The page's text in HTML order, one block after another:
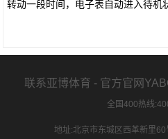
转动一段时间，电子表自动进入待机
联系亚博体育 - 官方官网
全国400热线
地址:北京市东城区西革新里